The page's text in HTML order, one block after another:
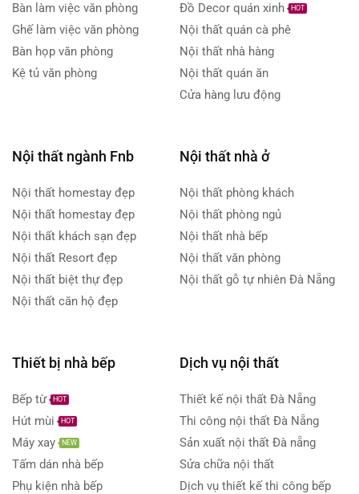
Bàn làm việc văn phòng
Ghế làm việc văn phòng
Bàn họp văn phòng
Kệ tủ văn phòng
Đồ Decor quán xinh HOT
Nội thất quán cà phê
Nội thất nhà hàng
Nội thất quán ăn
Cửa hàng lưu động
Nội thất ngành Fnb
Nội thất homestay đẹp
Nội thất homestay đẹp
Nội thất khách sạn đẹp
Nội thất Resort đẹp
Nội thất biệt thự đẹp
Nội thất căn hộ đẹp
Nội thất nhà ở
Nội thất phòng khách
Nội thất phòng ngủ
Nội thất nhà bếp
Nội thất văn phòng
Nội thất gỗ tự nhiên Đà Nẵng
Thiết bị nhà bếp
Bếp từ HOT
Hút mùi HOT
Máy xay NEW
Tấm dán nhà bếp
Phụ kiện nhà bếp
Dịch vụ nội thất
Thiết kế nội thất Đà Nẵng
Thi công nội thất Đà Nẵng
Sản xuất nội thất Đà nẵng
Sửa chữa nội thất
Dịch vụ thiết kế thi công bếp